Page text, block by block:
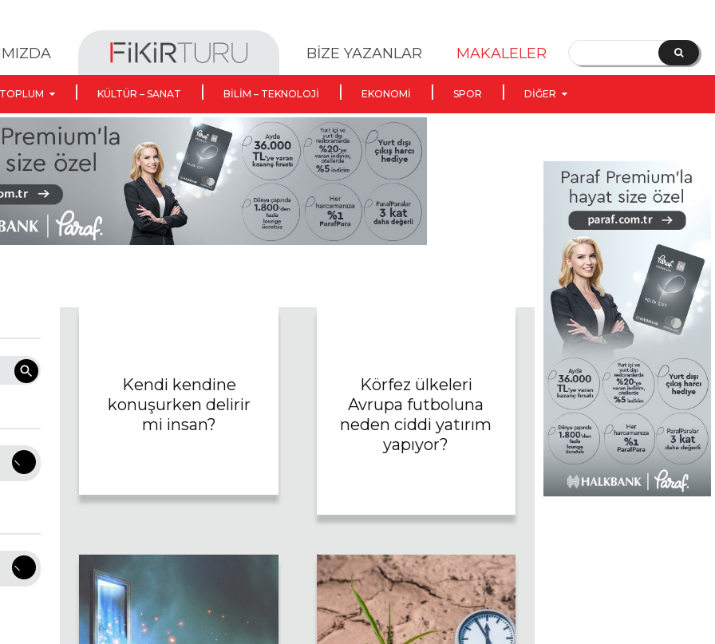
BİZE YAZANLAR MAKALELER
KÜLTÜR – SANAT BILIM – TEKNOLOJI EKONOMI SPOR DIĞER
Kendi kendine
konuşurken delirir
mi insan?
Körfez ülkeleri
Avrupa futboluna
neden ciddi yatırım
yapıyor?
Search Button